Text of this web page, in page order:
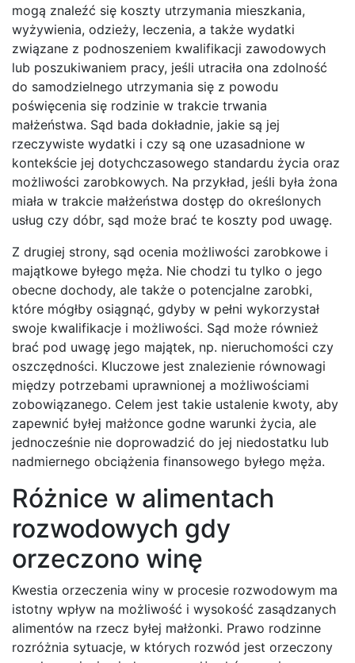
mogą znaleźć się koszty utrzymania mieszkania,
wyżywienia, odzieży, leczenia, a także wydatki
związane z podnoszeniem kwalifikacji zawodowych
lub poszukiwaniem pracy, jeśli utraciła ona zdolność
do samodzielnego utrzymania się z powodu
poświęcenia się rodzinie w trakcie trwania
małżeństwa. Sąd bada dokładnie, jakie są jej
rzeczywiste wydatki i czy są one uzasadnione w
kontekście jej dotychczasowego standardu życia oraz
możliwości zarobkowych. Na przykład, jeśli była żona
miała w trakcie małżeństwa dostęp do określonych
usług czy dóbr, sąd może brać te koszty pod uwagę.
Z drugiej strony, sąd ocenia możliwości zarobkowe i
majątkowe byłego męża. Nie chodzi tu tylko o jego
obecne dochody, ale także o potencjalne zarobki,
które mógłby osiągnąć, gdyby w pełni wykorzystał
swoje kwalifikacje i możliwości. Sąd może również
brać pod uwagę jego majątek, np. nieruchomości czy
oszczędności. Kluczowe jest znalezienie równowagi
między potrzebami uprawnionej a możliwościami
zobowiązanego. Celem jest takie ustalenie kwoty, aby
zapewnić byłej małżonce godne warunki życia, ale
jednocześnie nie doprowadzić do jej niedostatku lub
nadmiernego obciążenia finansowego byłego męża.
Różnice w alimentach
rozwodowych gdy
orzeczono winę
Kwestia orzeczenia winy w procesie rozwodowym ma
istotny wpływ na możliwość i wysokość zasądzanych
alimentów na rzecz byłej małżonki. Prawo rodzinne
rozróżnia sytuacje, w których rozwód jest orzeczony